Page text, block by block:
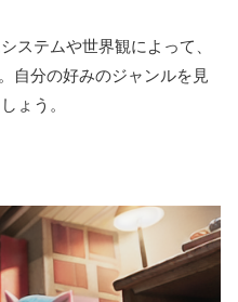
ステムや世界観によって、
自分の好みのジャンルを見
ょう。